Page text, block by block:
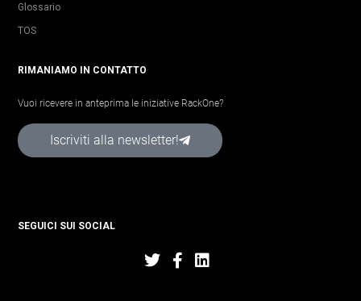
Glossario
TOS
RIMANIAMO IN CONTATTO
Vuoi ricevere in anteprima le iniziative RackOne?
Iscriviti alla newsletter!
SEGUICI SUI SOCIAL